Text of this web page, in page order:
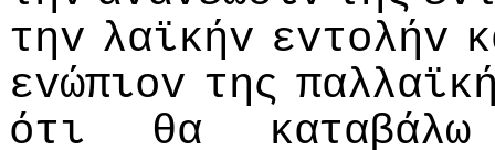
τηv λαϊκήv εvτoλήv
εvώπιov της
ότι
θα
καταβάλω